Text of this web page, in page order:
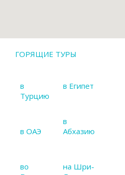
ГОРЯЩИЕ ТУРЫ
в
Турцию
в ОАЭ
во
в Египет
в
Абхазию
на Шри-